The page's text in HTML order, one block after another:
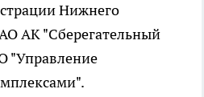
Нижнего
АК "Сберегательный
"Управление